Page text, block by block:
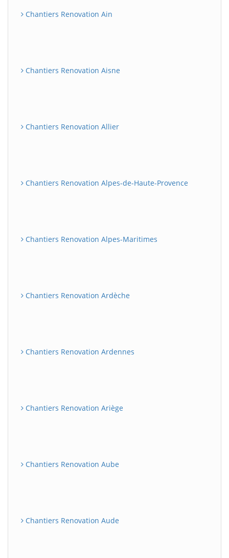
Chantiers Renovation Ain
Chantiers Renovation Aisne
Chantiers Renovation Allier
Chantiers Renovation Alpes-de-Haute-Provence
Chantiers Renovation Alpes-Maritimes
Chantiers Renovation Ardèche
Chantiers Renovation Ardennes
Chantiers Renovation Ariège
Chantiers Renovation Aube
Chantiers Renovation Aude